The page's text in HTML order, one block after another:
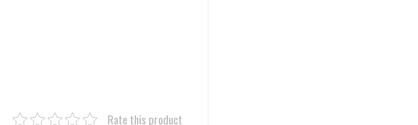
Rate this product